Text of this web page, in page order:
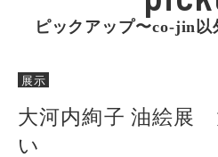
ピックアップ〜co-jin以
展示
大河内絢子 油絵展
い